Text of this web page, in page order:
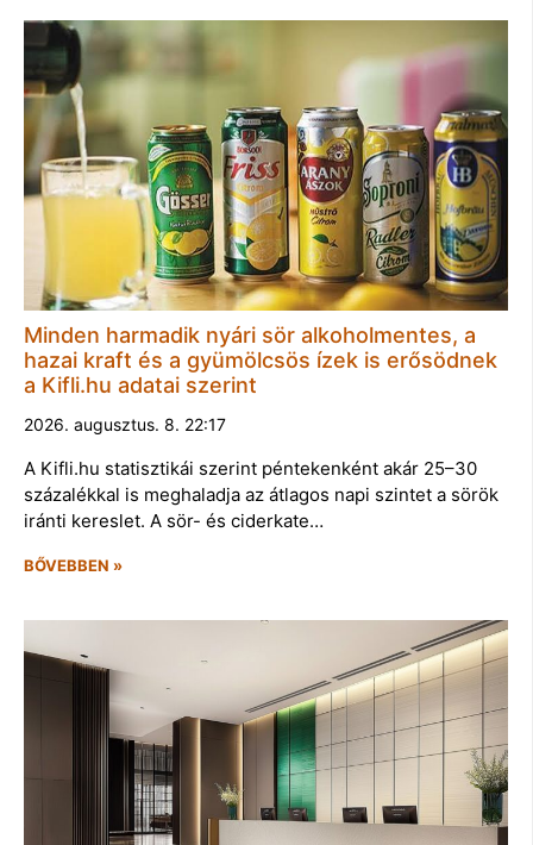
Minden harmadik nyári sör alkoholmentes, a
hazai kraft és a gyümölcsös ízek is erősödnek
a Kifli.hu adatai szerint
2026. augusztus. 8. 22:17
A Kifli.hu statisztikái szerint péntekenként akár 25–30
százalékkal is meghaladja az átlagos napi szintet a sörök
iránti kereslet. A sör- és ciderkate…
BŐVEBBEN »